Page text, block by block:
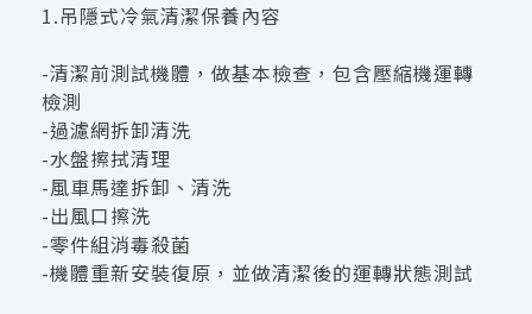
1.吊隱式冷氣清潔保養內容
-清潔前測試機體，做基本檢查，包含壓縮機運轉
檢測
-過濾網拆卸清洗
-水盤擦拭清理
-風車馬達拆卸、清洗
-出風口擦洗
-零件組消毒殺菌
-機體重新安裝復原，並做清潔後的運轉狀態測試